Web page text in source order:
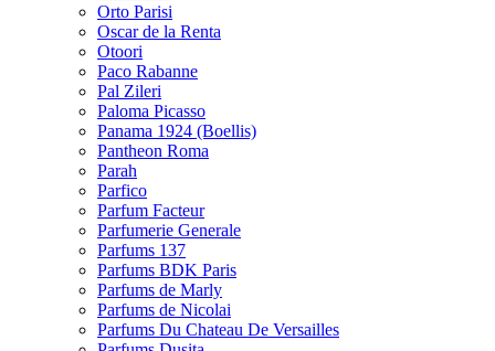
Orto Parisi
Oscar de la Renta
Otoori
Paco Rabanne
Pal Zileri
Paloma Picasso
Panama 1924 (Boellis)
Pantheon Roma
Parah
Parfico
Parfum Facteur
Parfumerie Generale
Parfums 137
Parfums BDK Paris
Parfums de Marly
Parfums de Nicolai
Parfums Du Chateau De Versailles